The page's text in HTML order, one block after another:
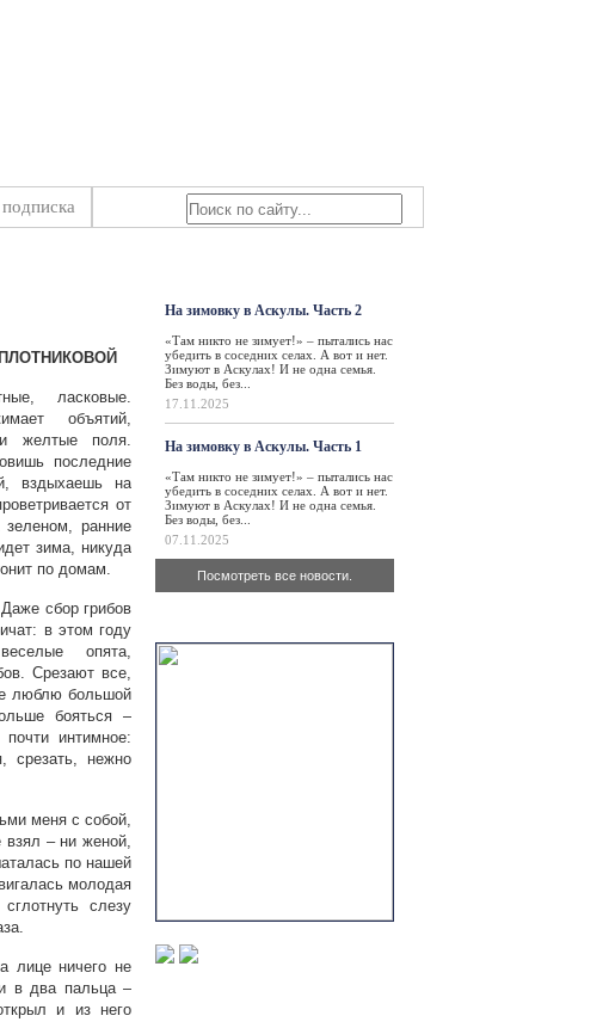
подписка
ласковые.
объятий,
желтые поля.
последние
вздыхаешь на
от
ранние
зима, никуда
по домам.
сбор грибов
в этом году
опята,
Срезают все,
люблю большой
бояться –
интимное:
срезать, нежно
меня с собой,
– ни женой,
по нашей
молодая
слезу
лице ничего не
в два пальца –
и из него
На зимовку в Аскулы. Часть 2
«Там никто не зимует!» – пытались нас
убедить в соседних селах. А вот и нет.
Зимуют в Аскулах! И не одна семья.
Без воды, без...
17.11.2025
На зимовку в Аскулы. Часть 1
«Там никто не зимует!» – пытались нас
убедить в соседних селах. А вот и нет.
Зимуют в Аскулах! И не одна семья.
Без воды, без...
07.11.2025
Посмотреть все новости.